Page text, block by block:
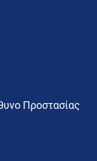
Προστασίας